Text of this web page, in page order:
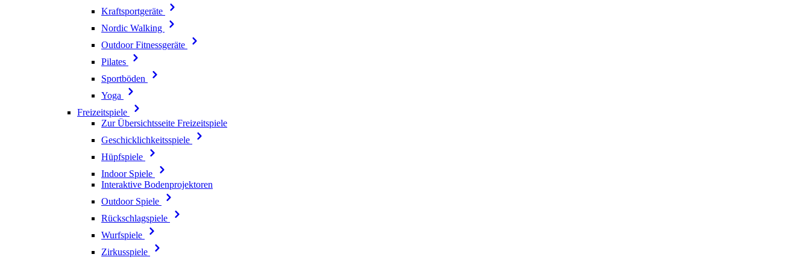
Kraftsportgeräte
Nordic Walking
Outdoor Fitnessgeräte
Pilates
Sportböden
Yoga
Freizeitspiele
Zur Übersichtsseite Freizeitspiele
Geschicklichkeitsspiele
Hüpfspiele
Indoor Spiele
Interaktive Bodenprojektoren
Outdoor Spiele
Rückschlagspiele
Wurfspiele
Zirkusspiele